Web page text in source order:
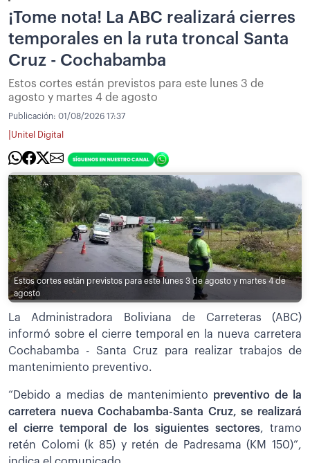
¡Tome nota! La ABC realizará cierres
temporales en la ruta troncal Santa
Cruz - Cochabamba
Estos cortes están previstos para este lunes 3 de
agosto y martes 4 de agosto
Publicación: 01/08/2026 17:37
Unitel Digital
Estos cortes están previstos para este lunes 3 de agosto y martes 4 de
agosto
La Administradora Boliviana de Carreteras (ABC)
informó sobre el cierre temporal en la nueva carretera
Cochabamba - Santa Cruz para realizar trabajos de
mantenimiento preventivo.
“Debido a medias de mantenimiento preventivo de la
carretera nueva Cochabamba-Santa Cruz, se realizará
el cierre temporal de los siguientes sectores, tramo
retén Colomi (k 85) y retén de Padresama (KM 150)”,